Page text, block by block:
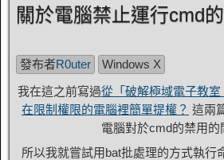
關於電腦禁止運行cmd
發布者R0uter
Windows X
我在這之前寫過從「破解極域電子教
在限制權限的電腦裡簡單提權？ 這兩
電腦對於cmd的禁用的
所以我就嘗試用bat批處理的方式執行